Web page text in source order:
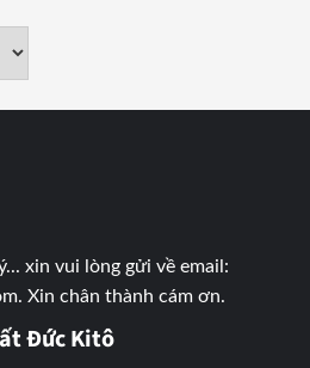
xin vui lòng gửi về email:
Xin chân thành cám ơn.
Đức Kitô